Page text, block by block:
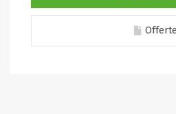
Offerte